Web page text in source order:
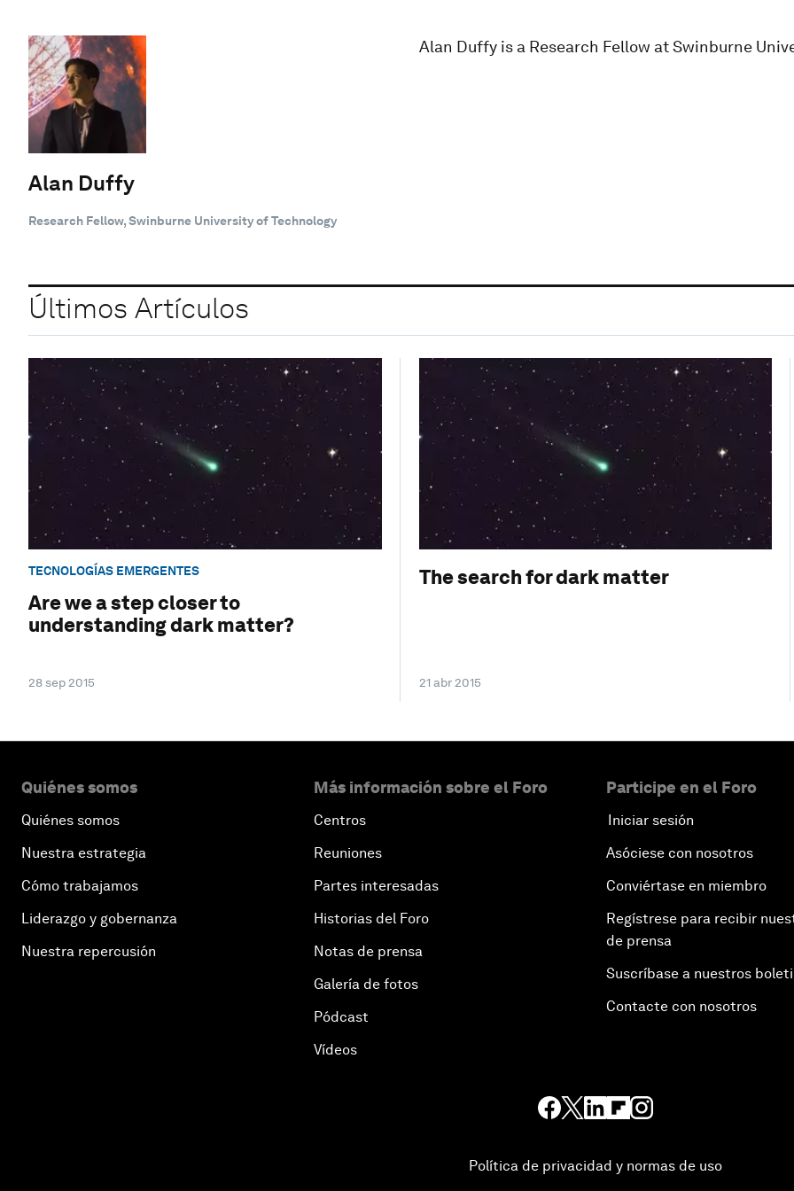
Alan Duffy
Research Fellow, Swinburne University of Technology
Alan Duffy is a Research Fellow at Swinburne
Últimos Artículos
TECNOLOGÍAS EMERGENTES
Are we a step closer to
understanding dark matter?
28 sep 2015
The search for dark matter
21 abr 2015
Quiénes somos
Quiénes somos
Nuestra estrategia
Cómo trabajamos
Liderazgo y gobernanza
Nuestra repercusión
Más información sobre el Foro
Centros
Reuniones
Partes interesadas
Historias del Foro
Notas de prensa
Galería de fotos
Pódcast
Vídeos
Participe en el Foro
Iniciar sesión
Asóciese con nosotros
Conviértase en miembro
Regístrese para recibir
de prensa
Suscríbase a nuestros
Contacte con nosotros
Política de privacidad y normas de uso